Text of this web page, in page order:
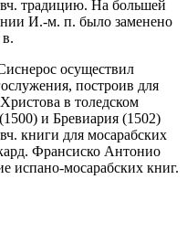
традицию. На большей
И.-м. п. было заменено
осуществил
построив для
в толедском
и Бревиария (1502)
книги для мосарабских
Франсиско Антонио
испано-мосарабских книг.